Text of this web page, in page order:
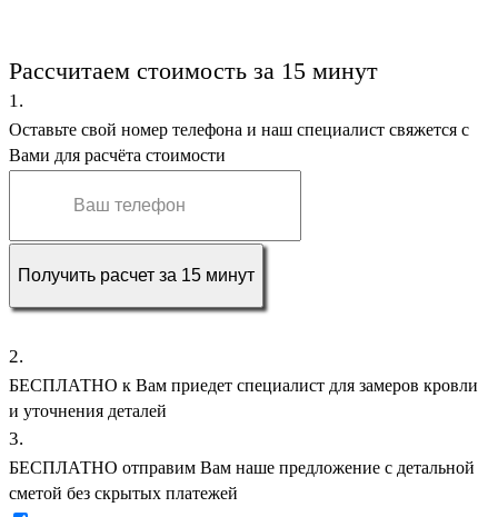
Рассчитаем стоимость за 15 минут
1.
Оставьте свой номер телефона и наш специалист свяжется с
Вами для расчёта стоимости
Получить расчет за 15 минут
2.
БЕСПЛАТНО к Вам приедет специалист для замеров кровли
и уточнения деталей
3.
БЕСПЛАТНО отправим Вам наше предложение с детальной
сметой без скрытых платежей